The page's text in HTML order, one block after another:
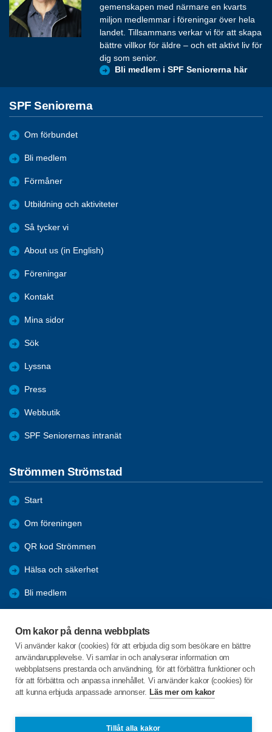
Om kakor på denna webbplats
Vi använder kakor (cookies) för att erbjuda dig som besökare en bättre
användarupplevelse. Vi samlar in och analyserar information om
webbplatsens prestanda och användning, för att förbättra funktioner och
för att förbättra och anpassa innehållet. Vi använder kakor (cookies) för
att kunna erbjuda anpassade annonser. Läs mer om kakor
Tillåt alla kakor
gemenskapen med närmare en kvarts
miljon medlemmar i föreningar över hela
landet. Tillsammans verkar vi för att skapa
bättre villkor för äldre – och ett aktivt liv för
dig som senior.
Bli medlem i SPF Seniorerna här
SPF Seniorerna
Om förbundet
Bli medlem
Förmåner
Utbildning och aktiviteter
Så tycker vi
About us (in English)
Föreningar
Kontakt
Mina sidor
Sök
Lyssna
Press
Webbutik
SPF Seniorernas intranät
Strömmen Strömstad
Start
Om föreningen
QR kod Strömmen
Hälsa och säkerhet
Bli medlem
Kommande resor
Arkiv
C/o:Stanley Lysell